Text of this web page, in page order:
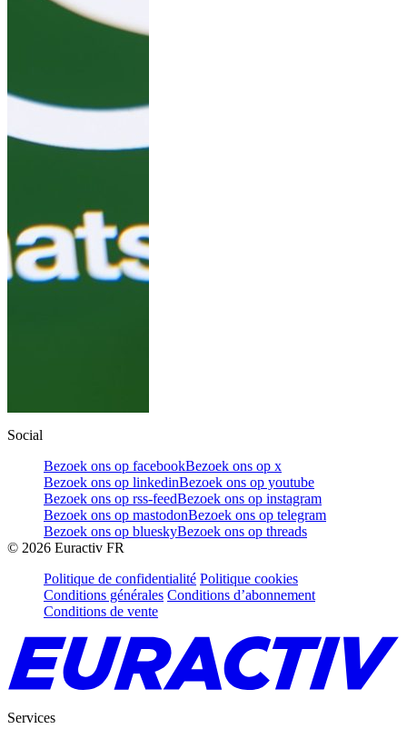
Social
Bezoek ons op facebookBezoek ons op x
Bezoek ons op linkedinBezoek ons op youtube
Bezoek ons op rss-feedBezoek ons op instagram
Bezoek ons op mastodonBezoek ons op telegram
Bezoek ons op blueskyBezoek ons op threads
© 2026 Euractiv FR
Politique de confidentialité Politique cookies
Conditions générales Conditions d’abonnement
Conditions de vente
Services